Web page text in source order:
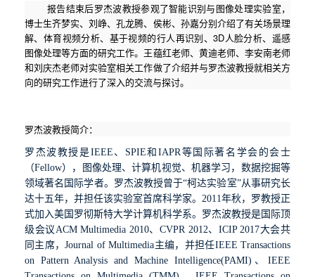
报告结束后罗杰波教授参观了智能识别与图像处理实验室，
博士生齐梦实、刘峥、孔龙腾、侯彬、孙嘉分别介绍了有关场景理
解、体育视频分析、基于视频的行人再识别、3D人脸分析、遥感
图像处理等方面的研究工作。王蕴红老师、黄迪老师、李安南老师
和刘庆杰老师对实验室相关工作做了介绍并与罗杰波教授就相关方
向的研究工作进行了深入的交流与探讨。
罗杰波教授简介：
罗杰波教授是IEEE 、 SPIE和IAPR 等国际著名学会的会士
（Fellow），图像处理、计算机视觉、机器学习，数据挖掘等
领域著名国际学者。罗杰波教授曾于“柯达实验室”从事研究长
达十五年，并担任该实验室首席科学家。 2011 年秋，罗教授正
式加入美国罗彻斯特大学计算机科学系。罗杰波教授是国际顶
级会议 ACM Multimedia 2010、CVPR 2012、 ICIP 2017大会共
同主席，Journal of Multimedia主编，并担任IEEE Transactions
on Pattern Analysis and Machine Intelligence(PAMI) 、IEEE